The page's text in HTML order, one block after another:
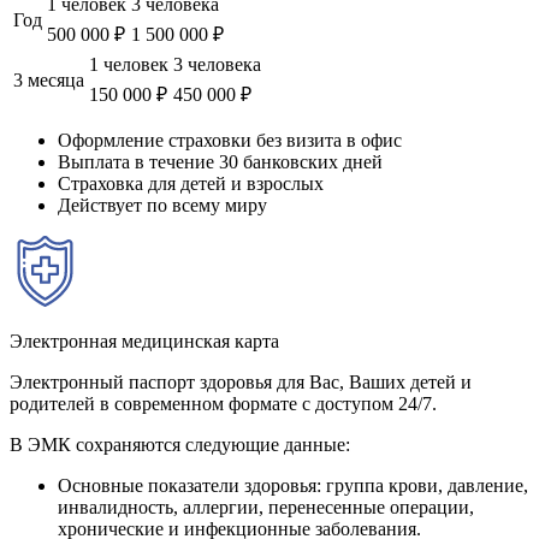
Год
500 000 ₽ 1 500 000 ₽
3 месяца
1 человек 3 человека
150 000 ₽ 450 000 ₽
Оформление страховки без визита в офис
Выплата в течение 30 банковских дней
Страховка для детей и взрослых
Действует по всему миру
Электронная медицинская карта
Электронный паспорт здоровья для Вас, Ваших детей и
родителей в современном формате с доступом 24/7.
В ЭМК сохраняются следующие данные:
Основные показатели здоровья: группа крови, давление,
инвалидность, аллергии, перенесенные операции,
хронические и инфекционные заболевания.